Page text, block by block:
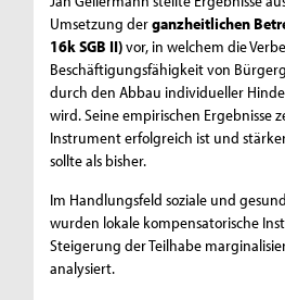
Umsetzung derganzheitlichen
16k SGB II)vor, in welchem die
Beschäftigungsfähigkeit von
durch den Abbau individueller
wird. Seine empirischen Ergebnisse
Instrument erfolgreich ist und
sollte als bisher.
Im Handlungsfeld soziale und
wurden lokale kompensatorische
Steigerung der Teilhabe
analysiert.